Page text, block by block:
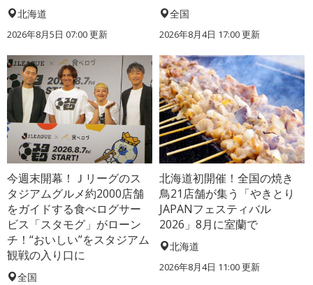
北海道
2026年8月5日 07:00更新
全国
2026年8月4日 17:00更新
今週末開幕！Ｊリーグのス
タジアムグルメ約2000店舗
をガイドする食べログサー
ビス「スタモグ」がローン
チ！“おいしい”をスタジアム
観戦の入り口に
全国
北海道初開催！全国の焼き
鳥21店舗が集う「やきとり
JAPANフェスティバル
2026」8月に室蘭で
北海道
2026年8月4日 11:00更新